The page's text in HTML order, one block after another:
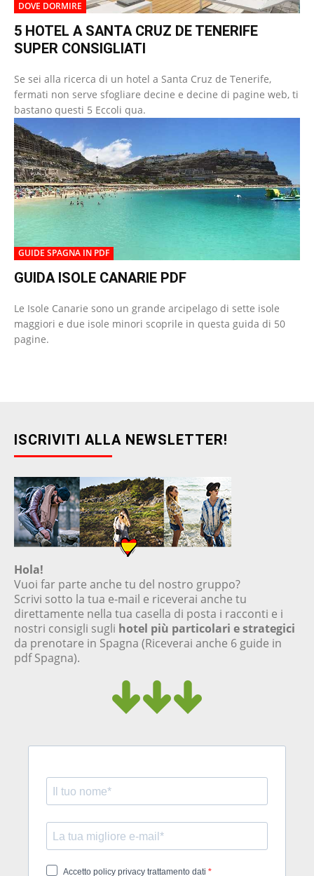
DOVE DORMIRE
5 HOTEL A SANTA CRUZ DE TENERIFE
SUPER CONSIGLIATI
Se sei alla ricerca di un hotel a Santa Cruz de Tenerife,
fermati non serve sfogliare decine e decine di pagine web, ti
bastano questi 5 Eccoli qua.
GUIDE SPAGNA IN PDF
GUIDA ISOLE CANARIE PDF
Le Isole Canarie sono un grande arcipelago di sette isole
maggiori e due isole minori scoprile in questa guida di 50
pagine.
ISCRIVITI ALLA NEWSLETTER!
Hola!
Vuoi far parte anche tu del nostro gruppo?
Scrivi sotto la tua e-mail e riceverai anche tu
direttamente nella tua casella di posta i racconti e i
nostri consigli sugli hotel più particolari e strategici
da prenotare in Spagna (Riceverai anche 6 guide in
pdf Spagna).